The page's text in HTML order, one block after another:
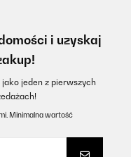
i uzyskaj
jeden z pierwszych
Minimalna wartość